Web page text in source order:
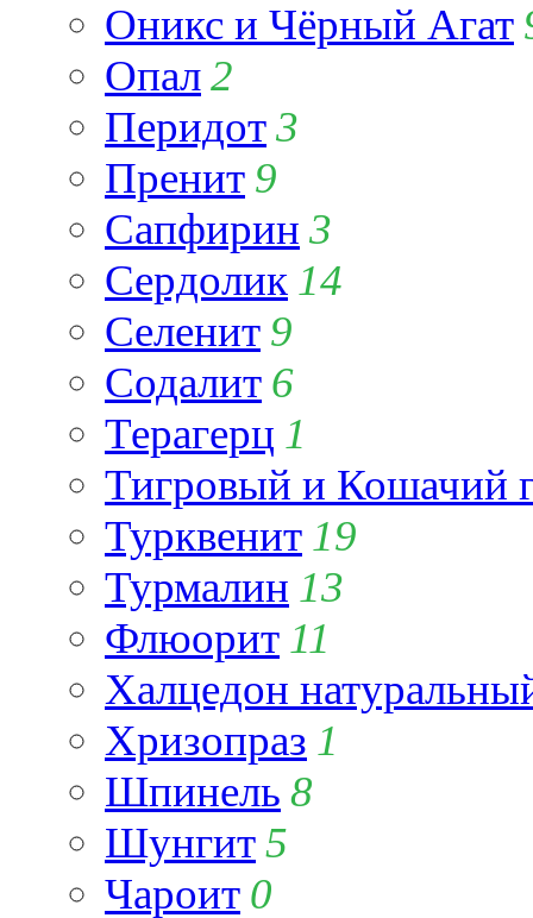
Оникс и Чёрный Агат
Опал2
Перидот3
Пренит 9
Сапфирин 3
Сердолик 14
Селенит 9
Содалит 6
Терагерц 1
Тигровый и Кошачий
Турквенит 19
Турмалин 13
Флюорит 11
Халцедон
Хризопраз 1
Шпинель 8
Шунгит5
Чароит 0